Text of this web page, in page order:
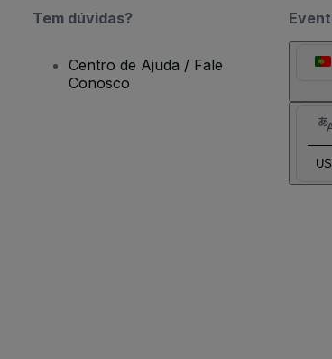
Tem dúvidas?
Centro de Ajuda / Fale
Conosco